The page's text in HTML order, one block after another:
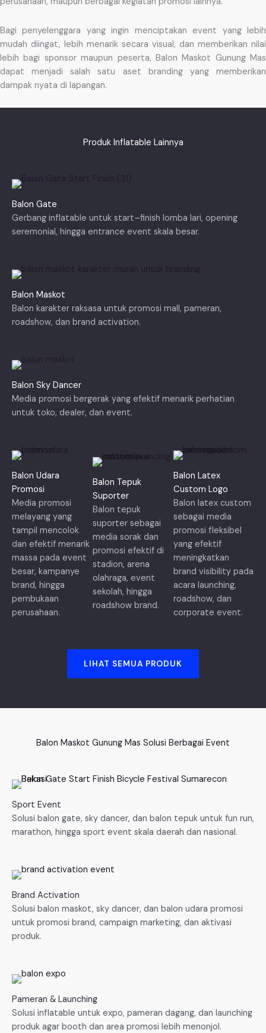
Bagi penyelenggara yang ingin menciptakan event yang lebih
mudah diingat, lebih menarik secara visual, dan memberikan nilai
lebih bagi sponsor maupun peserta, Balon Maskot Gunung Mas
dapat menjadi salah satu aset branding yang memberikan
dampak nyata di lapangan.
Produk Inflatable Lainnya
Balon Gate
Gerbang inflatable untuk start–finish lomba lari, opening
seremonial, hingga entrance event skala besar.
Balon Maskot
Balon karakter raksasa untuk promosi mall, pameran,
roadshow, dan brand activation.
Balon Sky Dancer
Media promosi bergerak yang efektif menarik perhatian
untuk toko, dealer, dan event.
Balon Udara
Promosi
Media promosi
melayang yang
tampil mencolok
dan efektif menarik
massa pada event
besar, kampanye
brand, hingga
pembukaan
perusahaan.
Balon Tepuk
Suporter
Balon tepuk
suporter sebagai
media sorak dan
promosi efektif di
stadion, arena
olahraga, event
sekolah, hingga
roadshow brand.
Balon Latex
Custom Logo
Balon latex custom
sebagai media
promosi fleksibel
yang efektif
meningkatkan
brand visibility pada
acara launching,
roadshow, dan
corporate event.
LIHAT SEMUA PRODUK
Balon Maskot Gunung Mas Solusi Berbagai Event
Sport Event
Solusi balon gate, sky dancer, dan balon tepuk untuk fun run,
marathon, hingga sport event skala daerah dan nasional.
Brand Activation
Solusi balon maskot, sky dancer, dan balon udara promosi
untuk promosi brand, campaign marketing, dan aktivasi
produk.
Pameran & Launching
Solusi inflatable untuk expo, pameran dagang, dan launching
produk agar booth dan area promosi lebih menonjol.